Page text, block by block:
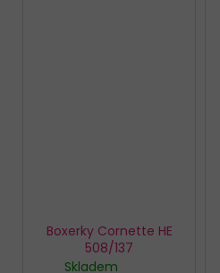
Boxerky Cornette HE
508/137
Skladem